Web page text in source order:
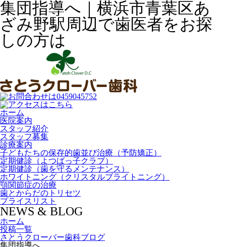
集団指導へ｜横浜市青葉区あ
ざみ野駅周辺で歯医者をお探
しの方は
ホーム
医院案内
スタッフ紹介
スタッフ募集
診療案内
子どもたちの保存的歯並び治療（予防矯正）
定期健診（よつばっ子クラブ）
定期健診（歯を守るメンテナンス）
ホワイトニング（クリスタルブライトニング）
顎関節症の治療
歯とからだのトリセツ
プライスリスト
NEWS & BLOG
ホーム
投稿一覧
さとうクローバー歯科ブログ
集団指導へ